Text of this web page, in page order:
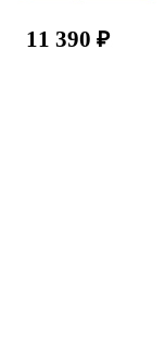
11 390 ₽